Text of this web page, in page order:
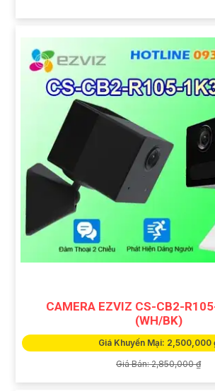
CAMERA EZVIZ CS-CB2-
(WH/BK)
Giá Khuyến Mại: 2,500,000
Giá Bán: 2,850,000 ₫